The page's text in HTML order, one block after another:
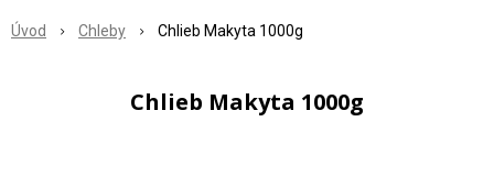
Úvod Chleby Chlieb Makyta 1000g
Chlieb Makyta 1000g